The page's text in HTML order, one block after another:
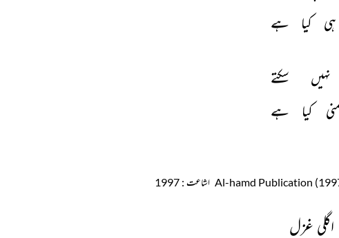
ہی کیا ہے
نہیں
سکتے
کیا ہے
اشاعت : 1997
اگلی غزل